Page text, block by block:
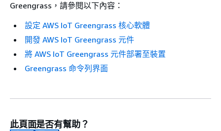
Greengrass，請參閱以下內容：
設定 AWS IoT Greengrass 核心軟體
開發 AWS IoT Greengrass 元件
將 AWS IoT Greengrass 元件部署至裝置
Greengrass 命令列界面
此頁面是否有幫助？